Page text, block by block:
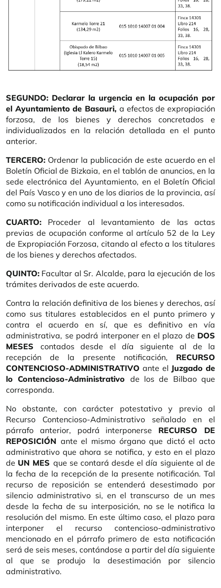
SEGUNDO: Declarar la urgencia en la ocupación por
el Ayuntamiento de Basauri, a efectos de expropiación
forzosa, de los bienes y derechos concretados e
individualizados en la relación detallada en el punto
anterior.
TERCERO: Ordenar la publicación de este acuerdo en el
Boletín Oficial de Bizkaia, en el tablón de anuncios, en la
sede electrónica del Ayuntamiento, en el Boletín Oficial
del País Vasco y en uno de los diarios de la provincia, así
como su notificación individual a los interesados.
CUARTO: Proceder al levantamiento de las actas
previas de ocupación conforme al artículo 52 de la Ley
de Expropiación Forzosa, citando al efecto a los titulares
de los bienes y derechos afectados.
QUINTO: Facultar al Sr. Alcalde, para la ejecución de los
trámites derivados de este acuerdo.
Contra la relación definitiva de los bienes y derechos, así
como sus titulares establecidos en el punto primero y
contra el acuerdo en sí, que es definitivo en vía
administrativa, se podrá interponer en el plazo de DOS
MESES contados desde el día siguiente al de la
recepción de la presente notificación, RECURSO
CONTENCIOSO-ADMINISTRATIVOante el Juzgado de
lo Contencioso-Administrativo de los de Bilbao que
corresponda.
No obstante, con carácter potestativo y previo al
Recurso Contencioso-Administrativo señalado en el
párrafo anterior, podrá interponerse RECURSO DE
REPOSICIÓN ante el mismo órgano que dictó el acto
administrativo que ahora se notifica, y esto en el plazo
de UN MES que se contará desde el día siguiente al de
la fecha de la recepción de la presente notificación. Tal
recurso de reposición se entenderá desestimado por
silencio administrativo si, en el transcurso de un mes
desde la fecha de su interposición, no se le notifica la
resolución del mismo. En este último caso, el plazo para
interponer el recurso contencioso-administrativo
mencionado en el párrafo primero de esta notificación
será de seis meses, contándose a partir del día siguiente
al que se produjo la desestimación por silencio
administrativo.